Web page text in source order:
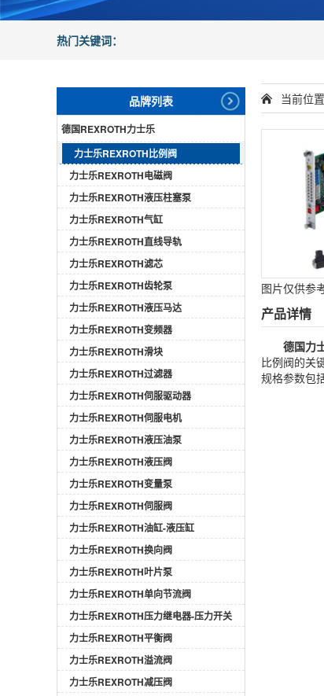
热门关键词：
品牌列表
德国REXROTH力士乐
力士乐REXROTH比例阀
力士乐REXROTH电磁阀
力士乐REXROTH液压柱塞泵
力士乐REXROTH气缸
力士乐REXROTH直线导轨
力士乐REXROTH滤芯
力士乐REXROTH齿轮泵
力士乐REXROTH液压马达
力士乐REXROTH变频器
力士乐REXROTH滑块
力士乐REXROTH过滤器
力士乐REXROTH伺服驱动器
力士乐REXROTH伺服电机
力士乐REXROTH液压油泵
力士乐REXROTH液压阀
力士乐REXROTH变量泵
力士乐REXROTH伺服阀
力士乐REXROTH油缸-液压缸
力士乐REXROTH换向阀
力士乐REXROTH叶片泵
力士乐REXROTH单向节流阀
力士乐REXROTH压力继电器-压力开关
力士乐REXROTH平衡阀
力士乐REXROTH溢流阀
力士乐REXROTH减压阀
当前位置
图片仅供参
产品详情
德国力
比例阀的关
规格参数包